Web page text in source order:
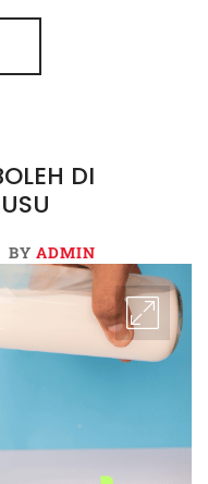
DI
BY ADMIN